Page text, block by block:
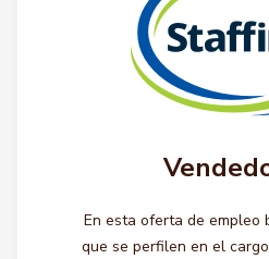
En esta oferta de empleo
que se perfilen en el